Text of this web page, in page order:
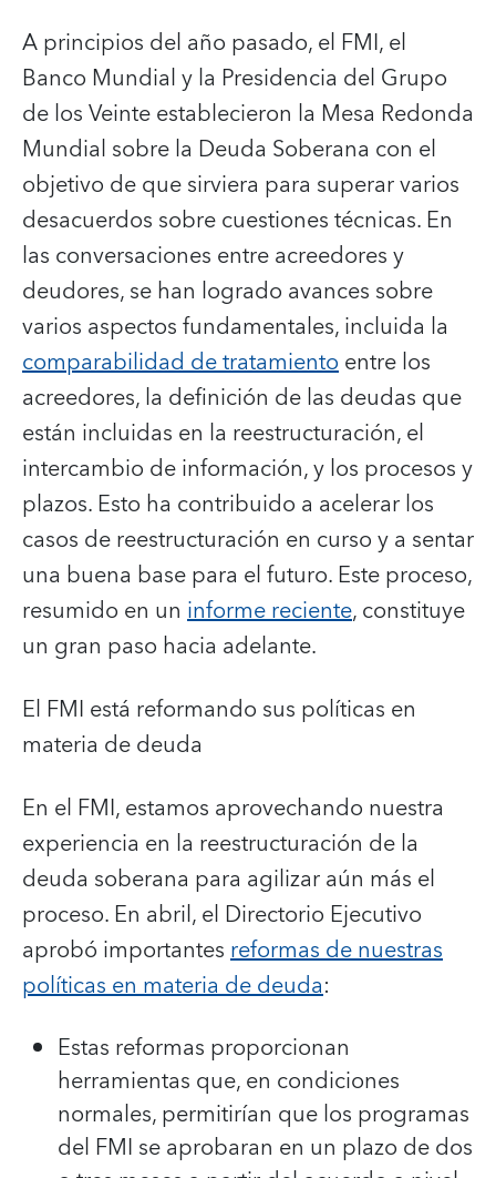
A principios del año pasado, el FMI, el
Banco Mundial y la Presidencia del Grupo
de los Veinte establecieron la Mesa Redonda
Mundial sobre la Deuda Soberana con el
objetivo de que sirviera para superar varios
desacuerdos sobre cuestiones técnicas. En
las conversaciones entre acreedores y
deudores, se han logrado avances sobre
varios aspectos fundamentales, incluida la
comparabilidad de tratamientoentre los
acreedores, la definición de las deudas que
están incluidas en la reestructuración, el
intercambio de información, y los procesos y
plazos. Esto ha contribuido a acelerar los
casos de reestructuración en curso y a sentar
una buena base para el futuro. Este proceso,
resumido en un informe reciente, constituye
un gran paso hacia adelante.
El FMI está reformando sus políticas en
materia de deuda
En el FMI, estamos aprovechando nuestra
experiencia en la reestructuración de la
deuda soberana para agilizar aún más el
proceso. En abril, el Directorio Ejecutivo
aprobó importantesreformas de nuestras
políticas en materia de deuda:
Estas reformas proporcionan
herramientas que, en condiciones
normales, permitirían que los programas
del FMI se aprobaran en un plazo de dos